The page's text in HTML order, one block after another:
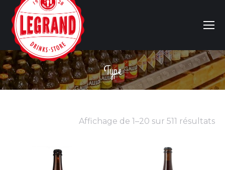
Type
Vous êtes ici :
Affichage de 1–20 sur 511 résultats